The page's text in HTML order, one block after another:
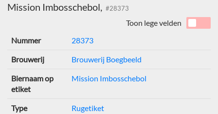
Mission Imbosschebol, #28373
Toon lege velden
Nummer
28373
Brouwerij Brouwerij Boegbeeld
Biernaam op
etiket
Mission Imbosschebol
Type Rugetiket